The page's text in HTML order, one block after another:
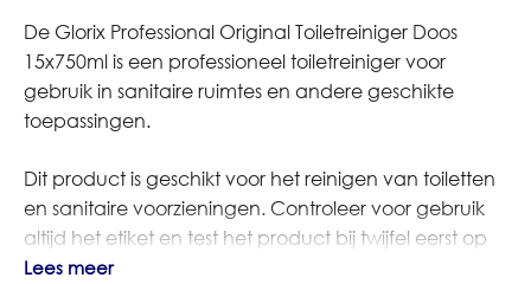
De Glorix Professional Original Toiletreiniger Doos
15x750ml is een professioneel toiletreiniger voor
gebruik in sanitaire ruimtes en andere geschikte
toepassingen.
Dit product is geschikt voor het reinigen van toiletten
en sanitaire voorzieningen. Controleer voor gebruik
altijd het etiket en test het product bij twijfel eerst op
een onopvallende plaats.
Lees meer